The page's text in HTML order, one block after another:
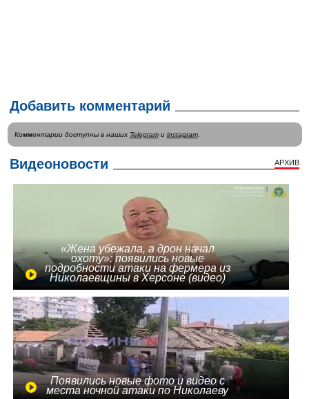
Добавить комментарий
Комментарии доступны в наших Telegramи instagram.
Видеоновости АРХИВ
«Жена убежала, а дрон начал
охоту»: появились новые
подробности атаки на фермера из
Николаевщины в Херсоне (видео)
Появились новые фото и видео с
места ночной атаки по Николаеву